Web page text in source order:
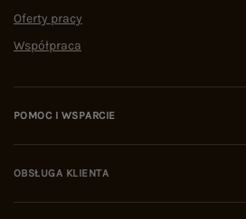
Oferty pracy
Współpraca
POMOC I WSPARCIE
OBSŁUGA KLIENTA